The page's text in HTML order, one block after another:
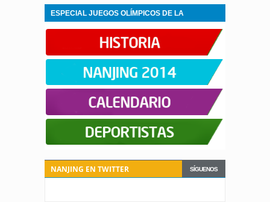
ESPECIAL JUEGOS OLÍMPICOS DE LA
JUVENTUD NANJING 2014
SÍGUENOS
NANJING EN TWITTER